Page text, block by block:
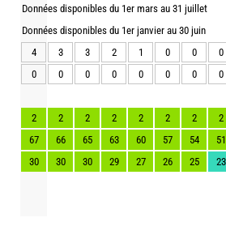
Données disponibles du 1er mars au 31 juillet
Données disponibles du 1er janvier au 30 juin
4
3 3 2 1 0 0
0
0
0 0 0 0 0 0 0
2 2 2 2 2 2 2
2
67
66 65 63 60 57 54
51
30
30 30 29 27 26 25 23